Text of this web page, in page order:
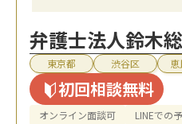
弁護士法人鈴木
東京都 渋谷区
初回相談無料
オンライン面談可 LINEでの